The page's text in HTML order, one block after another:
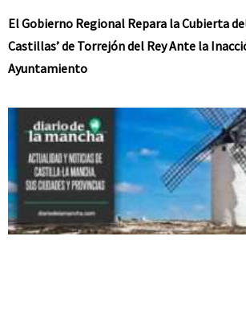
El Gobierno Regional Repara la Cubierta del
Castillas’ de Torrejón del Rey Ante la
Ayuntamiento